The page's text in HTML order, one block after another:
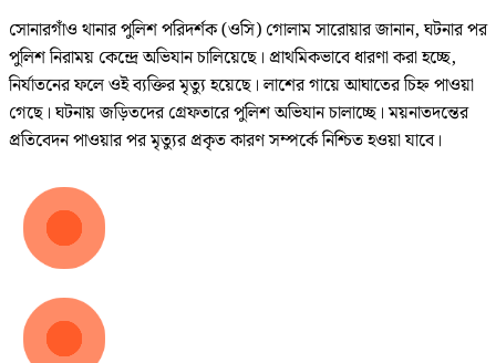
সোনারগাঁও থানার পুলিশ পরিদর্শক (ওসি) গোলাম সারোয়ার জানান, ঘটনার পর
পুলিশ নিরাময় কেন্দ্রে অভিযান চালিয়েছে। প্রাথমিকভাবে ধারণা করা হচ্ছে,
নির্যাতনের ফলে ওই ব্যক্তির মৃত্যু হয়েছে। লাশের গায়ে আঘাতের চিহ্ন পাওয়া
গেছে। ঘটনায় জড়িতদের গ্রেফতারে পুলিশ অভিযান চালাচ্ছে। ময়নাতদন্তের
প্রতিবেদন পাওয়ার পর মৃত্যুর প্রকৃত কারণ সম্পর্কে নিশ্চিত হওয়া যাবে।